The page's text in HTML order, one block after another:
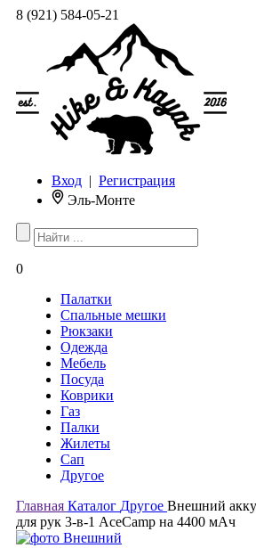
8 (921) 584-05-21
Вход | Регистрация
Эль-Монте
0
Палатки
Спальные мешки
Рюкзаки
Одежда
Мебель
Посуда
Коврики
Газ
Палки
Жилеты
Сап
Другое
Главная Каталог Другое Внешний
для рук 3-в-1 AceCamp на 4400 мАч